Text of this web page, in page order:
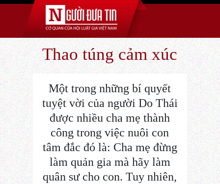
Thao túng cảm xúc
Một trong những bí quyết
tuyệt vời của người Do Thái
được nhiều cha mẹ thành
công trong việc nuôi con
tâm đắc đó là: Cha mẹ đừng
làm quản gia mà hãy làm
quân sư cho con. Tuy nhiên,